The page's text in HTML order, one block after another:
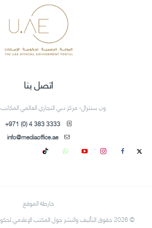
اتصل بنا
ون سنترال- مركز دبي التجاري العالمي المكاتب 2- الطابق 7
+971 (0) 4 383 3333
info@mediaoffice.ae
خارطة الموقع
© 2026 حقوق التأليف والنشر حول المكتب الإعلامي لحكومة دبي. كل الحقوق محفوظة.